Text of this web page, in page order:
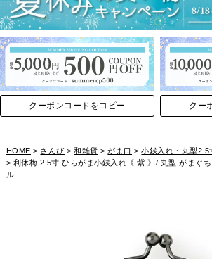
クーポンコードをコピー クー
HOME さんび 和雑貨 がま口 小銭入れ・丸型2.5
利休梅 2.5寸 ひらがま小銭入れ《 紫 》/ 丸型 がまぐ
ル